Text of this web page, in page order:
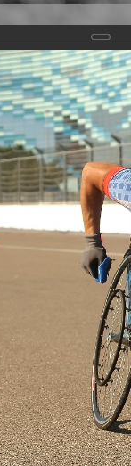
Версия для
Новости
Half